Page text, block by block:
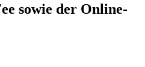
sowie der Online-